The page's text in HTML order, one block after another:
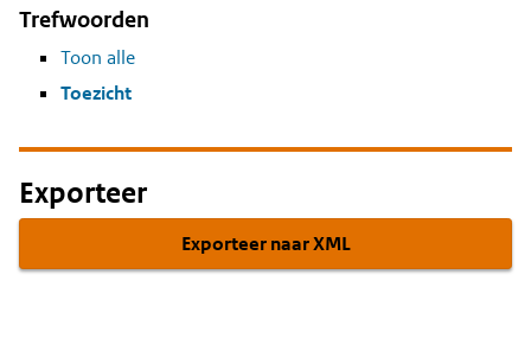
Trefwoorden
Toon alle
Toezicht
Exporteer
Exporteer naar XML